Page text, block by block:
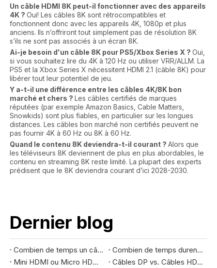
Un câble HDMI 8K peut-il fonctionner avec des appareils
4K ? Oui! Les câbles 8K sont rétrocompatibles et
fonctionnent donc avec les appareils 4K, 1080p et plus
anciens. Ils n’offriront tout simplement pas de résolution 8K
s’ils ne sont pas associés à un écran 8K.
Ai-je besoin d'un câble 8K pour PS5/Xbox Series X ? Oui,
si vous souhaitez lire du 4K à 120 Hz ou utiliser VRR/ALLM. La
PS5 et la Xbox Series X nécessitent HDMI 2.1 (câble 8K) pour
libérer tout leur potentiel de jeu.
Y a-t-il une différence entre les câbles 4K/8K bon
marché et chers ? Les câbles certifiés de marques
réputées (par exemple Amazon Basics, Cable Matters,
Snowkids) sont plus fiables, en particulier sur les longues
distances. Les câbles bon marché non certifiés peuvent ne
pas fournir 4K à 60 Hz ou 8K à 60 Hz.
Quand le contenu 8K deviendra-t-il courant ? Alors que
les téléviseurs 8K deviennent de plus en plus abordables, le
contenu en streaming 8K reste limité. La plupart des experts
prédisent que le 8K deviendra courant d’ici 2028-2030.
Dernier blog
Combien de temps un câble VGA peut-il durer sans dégradation du signal ?
Combien de temps durent les câbles fibre HDMI ? Guide complet de la durée de vie 2026
Mini HDMI ou Micro HDMI : le guide de comparaison ultime
Câbles DP vs. Câbles HDMI : les différences et comment choisir le câble qui vous convient